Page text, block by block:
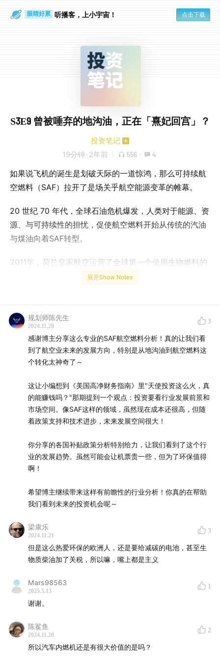
眼睛好累 听播客，上小宇宙！ 点击下载
S3E9 曾被唾弃的地沟油，正在「熹妃回宫」？
投资笔记
19分钟 · 2年前 556 · 4
如果说飞机的诞生是划破天际的一道惊鸿，那么可持续航
空燃料（SAF）拉开了是场关乎航空能源变革的帷幕。
20 世纪 70 年代，全球石油危机爆发，人类对于能源、资
源、与可持续性的担忧，促使航空燃料开始从传统的汽油
与煤油向着SAF转型。
2011年，荷兰皇家航空运营了全球第一个使用生物燃料的
商业航班。根据国际航空运输协会的数据，截止2022年
不过，随着人类文明在面临全环境议题时摸索出了SAF道
路，我们在现实生活中感知到的却是，SAF与大规模的日
常应用之间仍存在一段距离，这是为什么？
本期投资笔记，我们邀请到纪源资本高级投资经理吕一
与趋势。
与传统航空燃料相比，SAF具有怎样的优势？
可能变成航空燃料？
SAF行业在全球呈现怎样的发展趋势？各国或将发布的
补贴政策如何？
贵吗？
-本期讲述者-
吕一然，纪源资本高级投资经理
-互动方式-
展开Show Notes
规划师陈先生
2024.11.28
3
感谢博主分享这么专业的SAF航空燃料分析！真的让我们看
到了航空业未来的发展方向，特别是从地沟油到航空燃料这
个转化太神奇了～
这让小编想到《美国高净财务指南》里"天使投资这么火，真
的能赚钱吗？"那期提到一个观点：投资要看行业发展前景和
市场空间。像SAF这样的领域，虽然现在成本还很高，但随
着政策支持和技术进步，未来发展空间很大！
你分享的各国补贴政策分析特别给力，让我们看到了这个行
业的发展趋势。虽然可能会让机票贵一些，但为了环保值得
啊！
希望博主继续带来这样有前瞻性的行业分析！你真的在帮助
我们看到未来的投资机会呢～​​​​​​​​​​​​​​​​
梁康乐
2024.11.21
3
但是这么热爱环保的欧洲人，还是要给减碳的电池，甚至生
物质柴油加了关税，所以嘛，嘴上都是主义
Mars98563
2025.5.13
1
谢谢。
陈鲨鱼
2024.11.20
2
所以汽车内燃机还是有很大价值的是吗？